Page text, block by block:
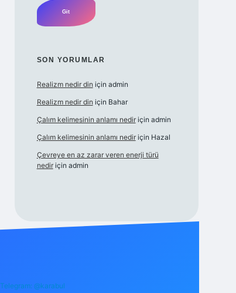
SON YORUMLAR
Realizm nedir din için admin
Realizm nedir din için Bahar
Çalım kelimesinin anlamı nediriçin admin
Çalım kelimesinin anlamı nediriçin Hazal
Çevreye en az zarar veren enerji türü
nediriçin admin
Telegram: @karabul